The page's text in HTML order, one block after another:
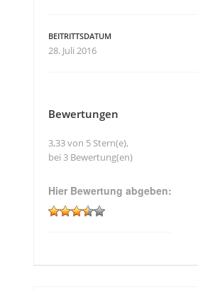
BEITRITTSDATUM
28. Juli 2016
Bewertungen
3,33 von 5 Stern(e),
bei 3 Bewertung(en)
Hier Bewertung abgeben: